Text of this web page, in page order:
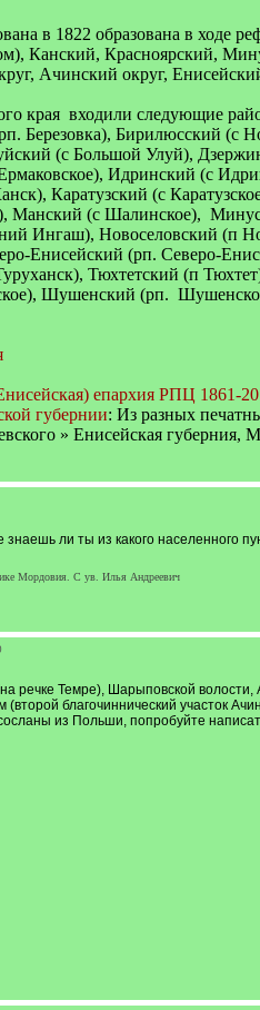
в 1822 образована в
Канский, Красноярский,
Ачинский округ,
края входили следующие
Березовка), Бирилюсский
(с Большой Улуй),
Идринский (с
Каратузский (с
Манский (с Шалинское),
Ингаш), Новоселовский (п
Енисейский (рп. Северо-
Тюхтетский (п
Шушенский (рп.
епархия РПЦ 1861-
губернии: Из разных
» Енисейская губерния,
ли ты из какого населенного
Мордовия. С ув. Илья Андреевич
речке Темре), Шарыповской
благочиннический участок
из Польши, попробуйте